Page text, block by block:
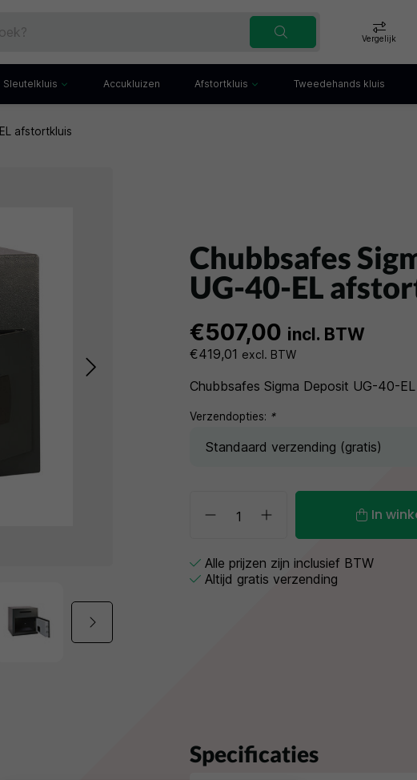
Vergelijk
Sleutelkluis
Inbraakwerende sleutelkluis
Accukluizen Afstortkluis Tweedehands kluis
afstortkluis
Chubbsafes
UG-40-EL
€507,00 incl. BTW
€419,01 excl. BTW
Chubbsafes Sigma Deposit UG-40-
Verzendopties: *
In
Alle prijzen zijn inclusief BTW
Altijd gratis verzending
Specificaties